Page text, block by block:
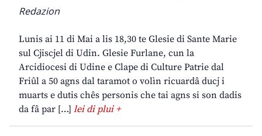
Redazion
Lunis ai 11 di Mai a lis 18,30 te Glesie di Sante Marie
sul Cjiscjel di Udin. Glesie Furlane, cun la
Arcidiocesi di Udine e Clape di Culture Patrie dal
Friûl a 50 agns dal taramot o volìn ricuardâ ducj i
muarts e dutis chês personis che tai agns si son dadis
da fâ par […] lei di plui +